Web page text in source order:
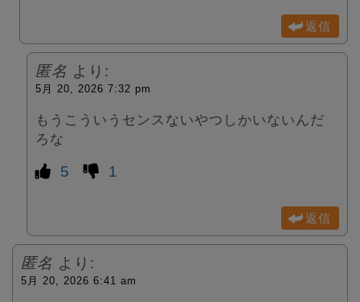
返信
匿名 より:
5月 20, 2026 7:32 pm
もうこういうセンスないやつしかいないんだ
ろな
5 1
返信
匿名 より:
5月 20, 2026 6:41 am